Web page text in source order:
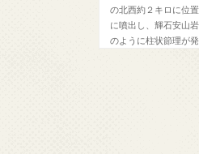
の北西約２キロに位
に噴出し、輝石安山
のように柱状節理が